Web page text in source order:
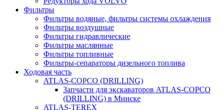
Фильтры
Фильтры водяные, фильтры системы охлаждения
Фильтры воздушные
Фильтры гидравлические
Фильтры маслянные
Фильтры топливные
Фильтры-сепараторы дизельного топлива
Ходовая часть
ATLAS-COPCO (DRILLING)
Запчасти для экскаваторов ATLAS-COPCO
(DRILLING) в Минске
ATLAS-TEREX